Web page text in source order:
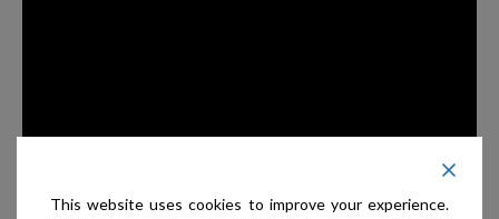
This website uses cookies to improve your experience.